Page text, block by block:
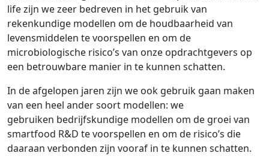
life zijn we zeer bedreven in het gebruik van
rekenkundige modellen om de houdbaarheid van
levensmiddelen te voorspellen en om de
microbiologische risico’s van onze opdrachtgevers op
een betrouwbare manier in te kunnen schatten.
In de afgelopen jaren zijn we ook gebruik gaan maken
van een heel ander soort modellen: we
gebruiken bedrijfskundige modellen om de groei van
smartfood R&D te voorspellen en om de risico’s die
daaraan verbonden zijn vooraf in te kunnen schatten.